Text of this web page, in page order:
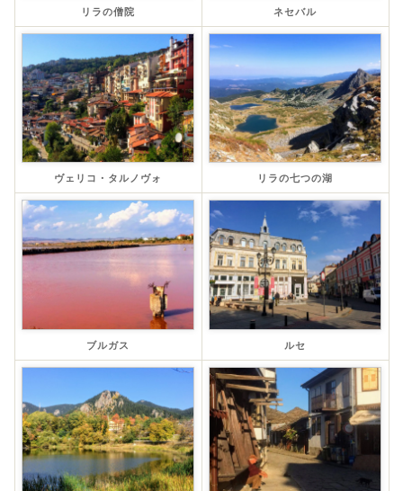
リラの僧院 ネセバル
ヴェリコ・タルノヴォ リラの七つの湖
ブルガス ルセ